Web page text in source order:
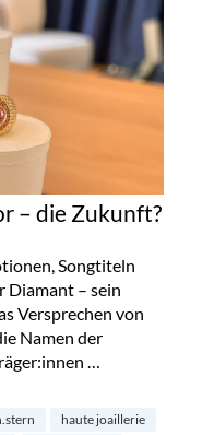
– die Zukunft?
Songtiteln
Diamant – sein
Versprechen von
Namen der
…
haute joaillerie